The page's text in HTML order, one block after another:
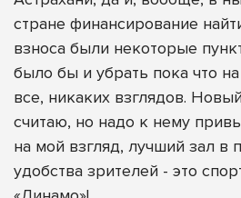
стране финансирование
взноса были некоторые
было бы и убрать пока что на
все, никаких взглядов.
считаю, но надо к нему
на мой взгляд, лучший зал в
удобства зрителей - это